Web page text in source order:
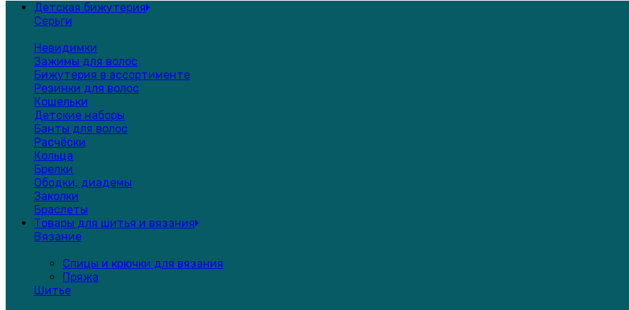
Детская бижутерия
Серьги
Невидимки
Зажимы для волос
Бижутерия в ассортименте
Резинки для волос
Кошельки
Детские наборы
Банты для волос
Расчёски
Кольца
Брелки
Ободки, диадемы
Заколки
Браслеты
Товары для шитья и вязания
Вязание
Спицы и крючки для вязания
Пряжа
Шитье